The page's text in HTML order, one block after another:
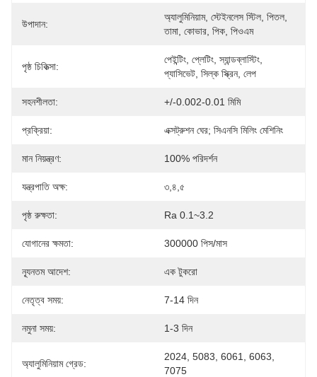
উপাদান:
অ্যালুমিনিয়াম, স্টেইনলেস স্টিল, পিতল,
তামা, কোভার, পিক, পিওএম
পৃষ্ঠ চিকিত্সা:
পেইন্টিং, প্লেটিং, স্যান্ডব্লাস্টিং,
প্যাসিভেট, সিল্ক স্ক্রিন, লেপ
সহনশীলতা: +/-0.002-0.01 মিমি
প্রক্রিয়া: এক্সট্রুশন ঘের; সিএনসি মিলিং মেশিনিং
মান নিয়ন্ত্রণ: 100% পরিদর্শন
যন্ত্রপাতি অক্ষ: ৩,৪,৫
পৃষ্ঠ রুক্ষতা: Ra 0.1~3.2
যোগানের ক্ষমতা: 300000 পিস/মাস
ন্যূনতম আদেশ: এক টুকরো
নেতৃত্ব সময়: 7-14 দিন
নমুনা সময়: 1-3 দিন
অ্যালুমিনিয়াম গ্রেড:
2024, 5083, 6061, 6063,
7075